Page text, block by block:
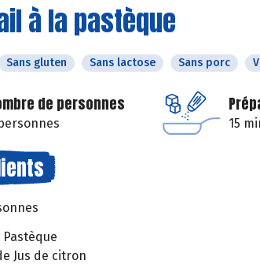
à la pastèque
Sans gluten Sans lactose Sans porc
de personnes
15
Pastèque
Jus de citron